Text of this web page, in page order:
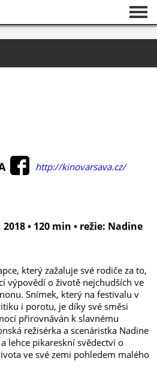
http://kinovarsava.cz/
• 120 min • režie: Nadine
který zažaluje své rodiče za to,
výpovědí o životě nejchudších ve
Snímek, který na festivalu v
i porotu, je díky své směsi
přirovnáván k slavnému
režisérka a scenáristka Nadine
lehce pikareskní svědectví o
ve své zemi pohledem malého